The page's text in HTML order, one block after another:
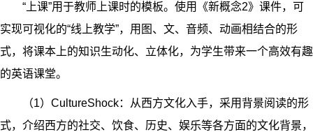
“上课”用于教师上课时的模板。使用《新概念2》课件，可
实现可视化的“线上教学”，用图、文、音频、动画相结合的形
式，将课本上的知识生动化、立体化，为学生带来一个高效有趣
的英语课堂。
（1）CultureShock：从西方文化入手，采用背景阅读的形
式，介绍西方的社交、饮食、历史、娱乐等各方面的文化背景，